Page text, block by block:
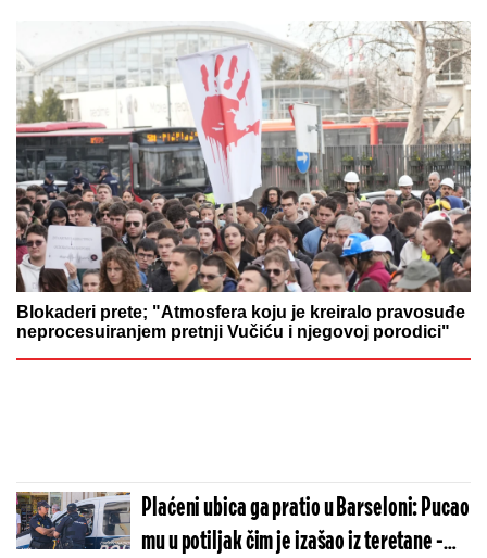
Blokaderi prete; "Atmosfera koju je kreiralo pravosuđe
neprocesuiranjem pretnji Vučiću i njegovoj porodici"
Plaćeni ubica ga pratio u Barseloni: Pucao
mu u potiljak čim je izašao iz teretane -